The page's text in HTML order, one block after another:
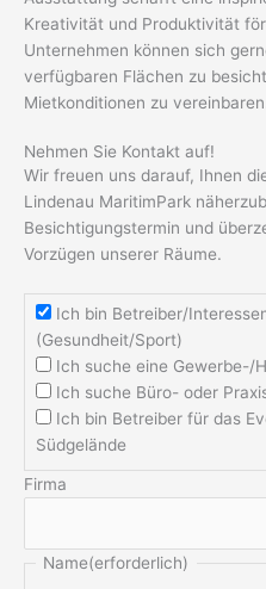
Kreativität und Produktivität
Unternehmen können sich
verfügbaren Flächen zu
Mietkonditionen zu
Nehmen Sie Kontakt auf!
Wir freuen uns darauf, Ihnen
Lindenau MaritimPark
Besichtigungstermin und
Vorzügen unserer Räume.
Ich bin Betreiber/
(Gesundheit/Sport)
Ich suche eine Gewerbe-/
Ich suche Büro- oder
Ich bin Betreiber für das
Südgelände
Firma
Name(erforderlich)